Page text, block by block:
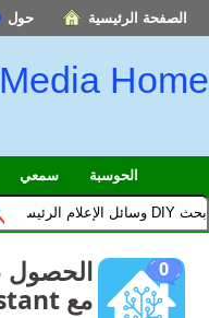
الصفحة الرئيسية حول
Home
سمعي الحوسبة
0
مع Home Assistant